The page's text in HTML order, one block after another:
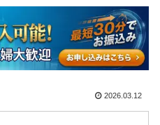
2026.03.12